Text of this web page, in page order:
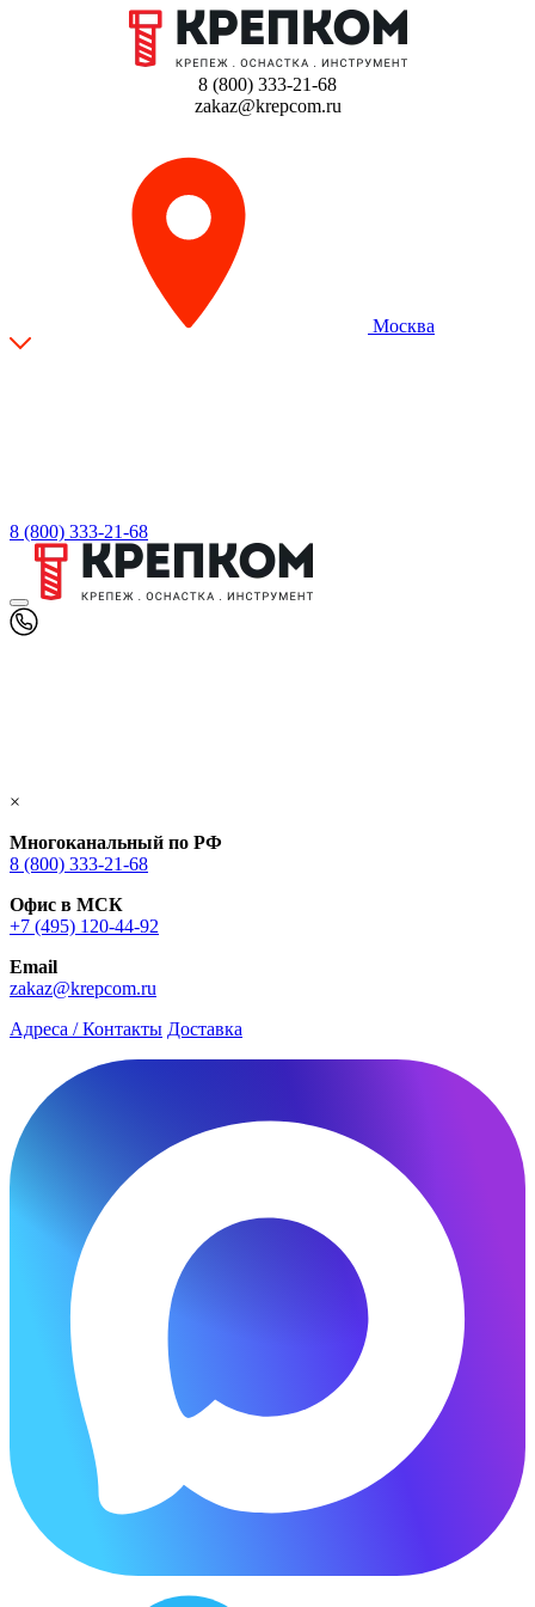
8 (800) 333-21-68
zakaz@krepcom.ru
Москва
8 (800) 333-21-68
×
Многоканальный по РФ
8 (800) 333‑21-68
Офис в МСК
+7 (495) 120-44-92
Email
zakaz@krepcom.ru
Адреса / Контакты Доставка